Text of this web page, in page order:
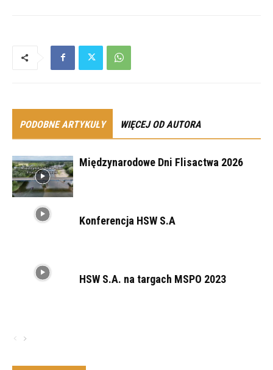
PODOBNE ARTYKUŁY WIĘCEJ OD AUTORA
Międzynarodowe Dni Flisactwa 2026
Konferencja HSW S.A
HSW S.A. na targach MSPO 2023